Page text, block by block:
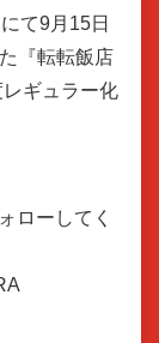
て9月15日
『転転飯店
ギュラー化
ローしてく